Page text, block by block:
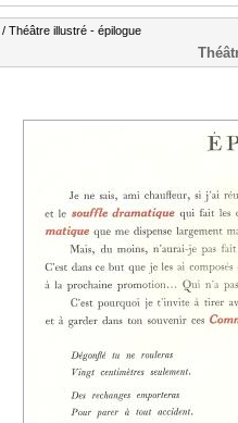
/ Théâtre illustré - épilogue